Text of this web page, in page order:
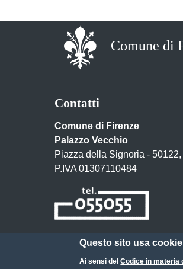
Comune di
Contatti
Comune di Firenze
Palazzo Vecchio
Piazza della Signoria -
P.IVA 01307110484
Posta Elettronica Certificata
Questo sito usa
Ai sensi delCodice in materia